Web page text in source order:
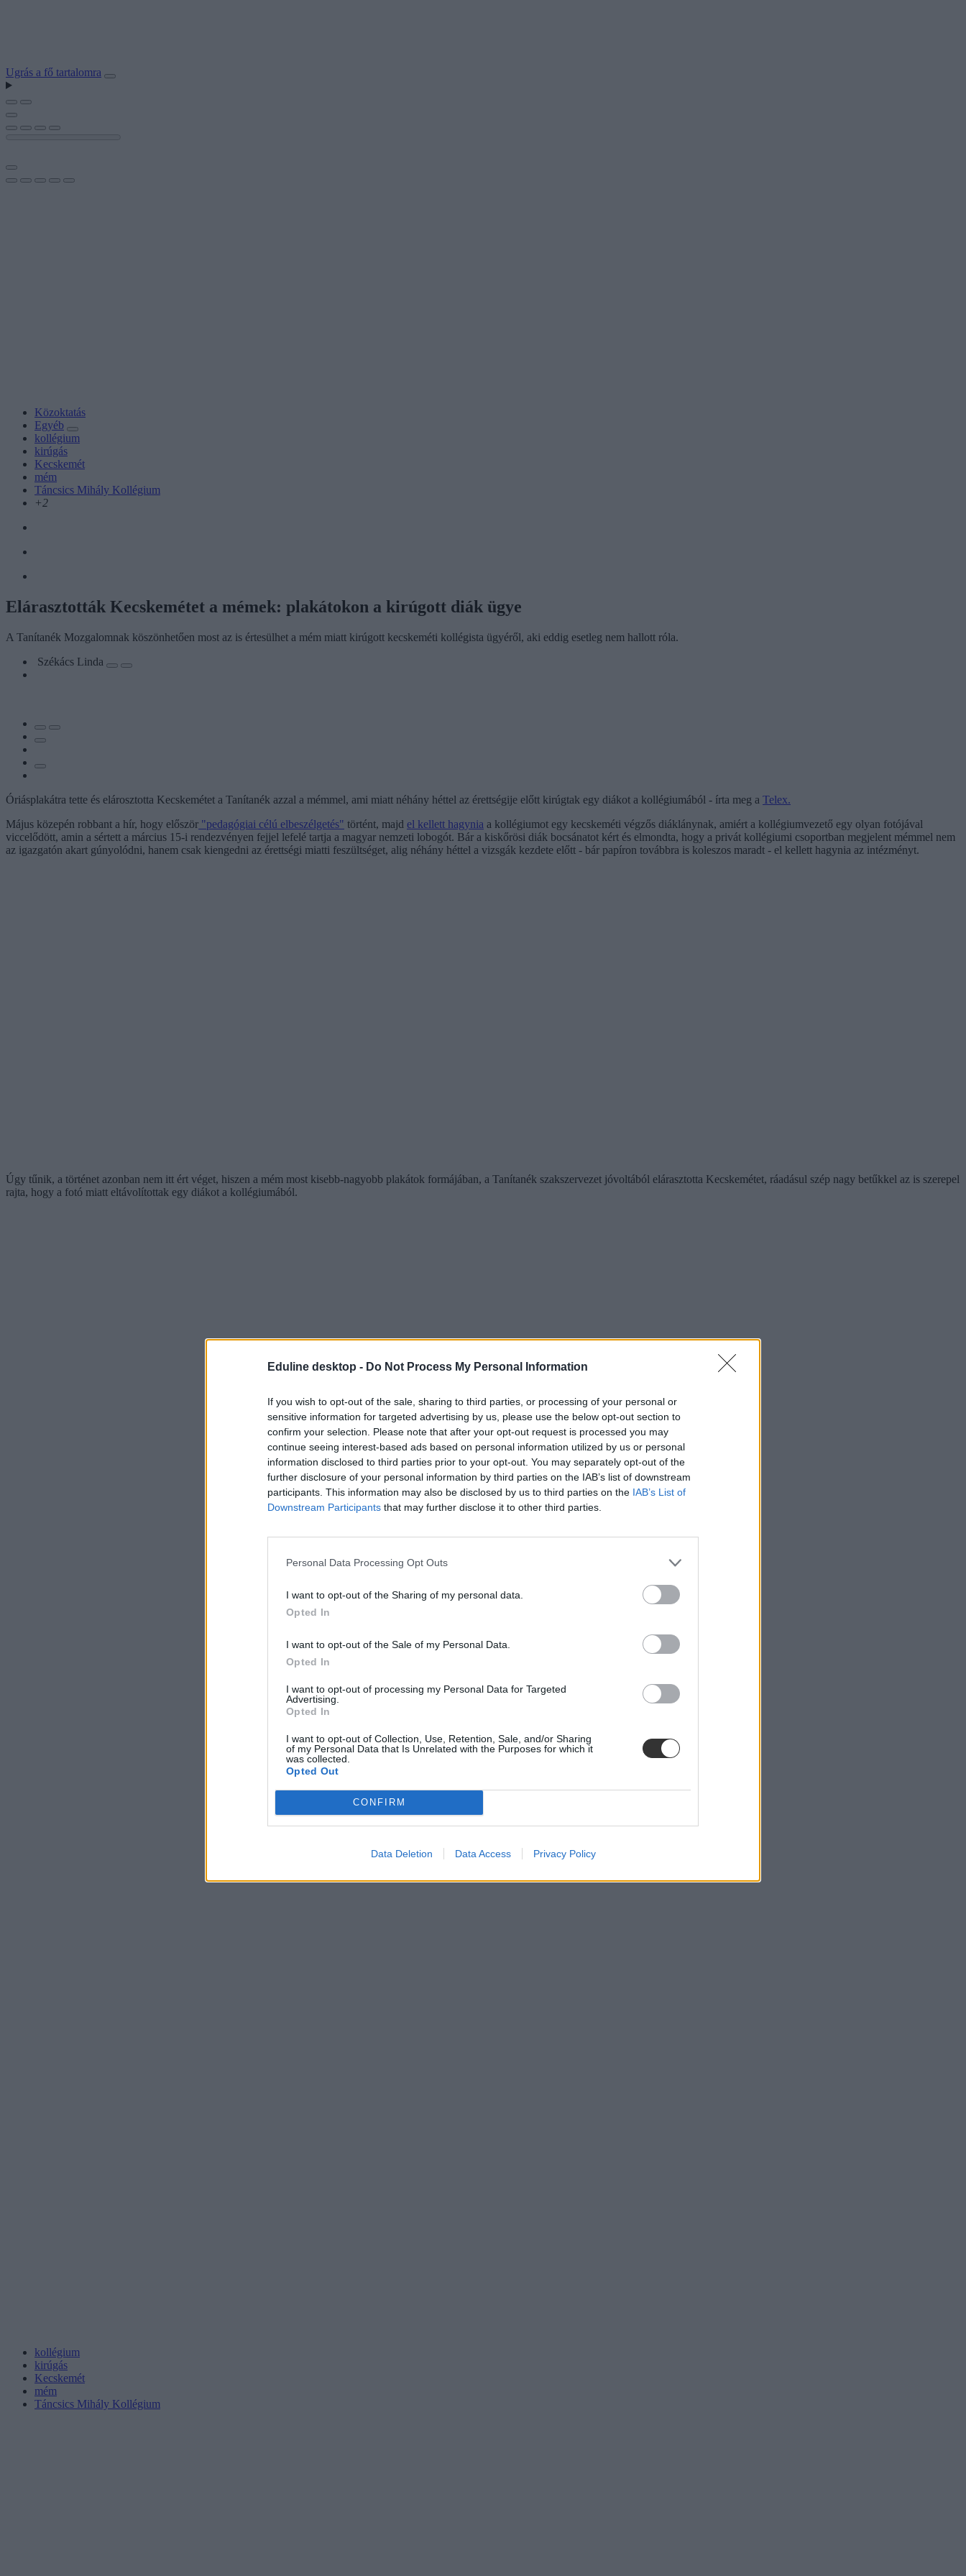
Eduline desktop - Do Not Process My Personal Information
If you wish to opt-out of the sale, sharing to third parties, or processing of your personal or
sensitive information for targeted advertising by us, please use the below opt-out section to
confirm your selection. Please note that after your opt-out request is processed you may
continue seeing interest-based ads based on personal information utilized by us or personal
information disclosed to third parties prior to your opt-out. You may separately opt-out of the
further disclosure of your personal information by third parties on the IAB’s list of downstream
participants. This information may also be disclosed by us to third parties on the IAB’s List of
Downstream Participants that may further disclose it to other third parties.
Personal Data Processing Opt Outs
I want to opt-out of the Sharing of my personal data.
Opted In
I want to opt-out of the Sale of my Personal Data.
Opted In
I want to opt-out of processing my Personal Data for Targeted
Advertising.
Opted In
I want to opt-out of Collection, Use, Retention, Sale, and/or Sharing
of my Personal Data that Is Unrelated with the Purposes for which it
was collected.
Opted Out
CONFIRM
Data Deletion Data Access Privacy Policy
Ugrás a fő tartalomra
Közoktatás
Egyéb
kollégium
kirúgás
Kecskemét
mém
Táncsics Mihály Kollégium
+2
Elárasztották Kecskemétet a mémek: plakátokon a kirúgott diák ügye
A Tanítanék Mozgalomnak köszönhetően most az is értesülhet a mém miatt kirúgott kecskeméti kollégista ügyéről, aki eddig esetleg nem hallott róla.
Székács Linda
Óriásplakátra tette és elárosztotta Kecskemétet a Tanítanék azzal a mémmel, ami miatt néhány héttel az érettségije előtt kirúgtak egy diákot a kollégiumából - írta meg a Telex.
Május közepén robbant a hír, hogy először "pedagógiai célú elbeszélgetés" történt, majd el kellett hagynia a kollégiumot egy kecskeméti végzős diáklánynak, amiért a kollégiumvezető egy olyan fotójával
viccelődött, amin a sértett a március 15-i rendezvényen fejjel lefelé tartja a magyar nemzeti lobogót. Bár a kiskőrösi diák bocsánatot kért és elmondta, hogy a privát kollégiumi csoportban megjelent mémmel nem
az igazgatón akart gúnyolódni, hanem csak kiengedni az érettségi miatti feszültséget, alig néhány héttel a vizsgák kezdete előtt - bár papíron továbbra is koleszos maradt - el kellett hagynia az intézményt.
Úgy tűnik, a történet azonban nem itt ért véget, hiszen a mém most kisebb-nagyobb plakátok formájában, a Tanítanék szakszervezet jóvoltából elárasztotta Kecskemétet, ráadásul szép nagy betűkkel az is szerepel
rajta, hogy a fotó miatt eltávolítottak egy diákot a kollégiumából.
kollégium
kirúgás
Kecskemét
mém
Táncsics Mihály Kollégium